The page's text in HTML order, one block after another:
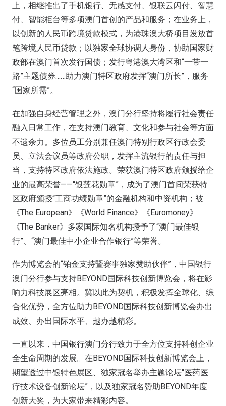
上，相继推出了手机银行、无感支付、银联云闪付、智慧
付、智能柜台等多项澳门首创的产品和服务；在业务上，
以创新的人民币跨境贷款模式，为港珠澳大桥项目发放首
笔跨境人民币贷款；以独家全球协调人身份，协助国家财
政部在澳门首次发行国债；发行粤港澳大湾区和“一带一
路”主题债券……助力澳门特区政府发挥“澳门所长”，服务
“国家所需”。
在加强自身经营管理之外，澳门分行坚持将履行社会责任
融入日常工作，在支持澳门教育、文化和参与社会等方面
不遗余力。多位员工分别兼任澳门特别行政区行政会委
员、立法会议员等政府公职，发挥主流银行的责任与担
当，支持特区政府依法施政。荣获澳门特区政府颁授给企
业的最高荣誉——“银莲花勋章”，成为了澳门首间荣获特
区政府颁授“工商功绩勋章”的金融机构和中资机构；被
《The European》《World Finance》《Euromoney》
《The Banker》多家国际知名机构授予了“澳门最佳银
行”、“澳门最佳中小企业合作银行”等荣誉。
作为博览会的“铂金支持暨赛事独家赞助伙伴”，中国银行
澳门分行参与支持BEYOND国际科技创新博览会，将在影
响力科技展区亮相。冀以此为契机，积极发挥全球化、综
合化优势，全方位助力BEYOND国际科技创新博览会办出
成效、办出国际水平、越办越精彩。
一直以来，中国银行澳门分行致力于全方位支持科创企业
全生命周期的发展。在BEYOND国际科技创新博览会上，
期望透过中银特色展区、独家冠名举办主题论坛“医药医
疗技术设备创新论坛”，以及独家冠名赞助BEYOND年度
创新大奖，为大家带来精彩内容。